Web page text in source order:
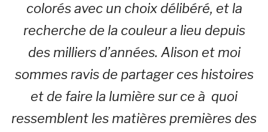
colorés avec un choix délibéré, et la
recherche de la couleur a lieu depuis
des milliers d’années. Alison et moi
sommes ravis de partager ces histoires
et de faire la lumière sur ce à quoi
ressemblent les matières premières des